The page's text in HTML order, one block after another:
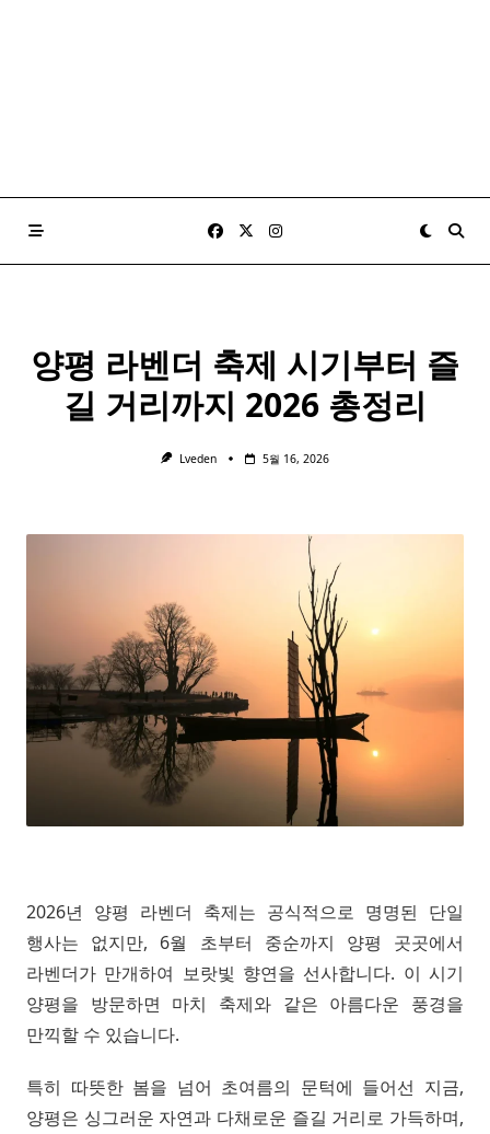
양평 라벤더 축제 시기부터 즐
길 거리까지 2026 총정리
Lveden 5월 16, 2026
2026년 양평 라벤더 축제는 공식적으로 명명된 단일
행사는 없지만, 6월 초부터 중순까지 양평 곳곳에서
라벤더가 만개하여 보랏빛 향연을 선사합니다. 이 시기
양평을 방문하면 마치 축제와 같은 아름다운 풍경을
만끽할 수 있습니다.
특히 따뜻한 봄을 넘어 초여름의 문턱에 들어선 지금,
양평은 싱그러운 자연과 다채로운 즐길 거리로 가득하며,